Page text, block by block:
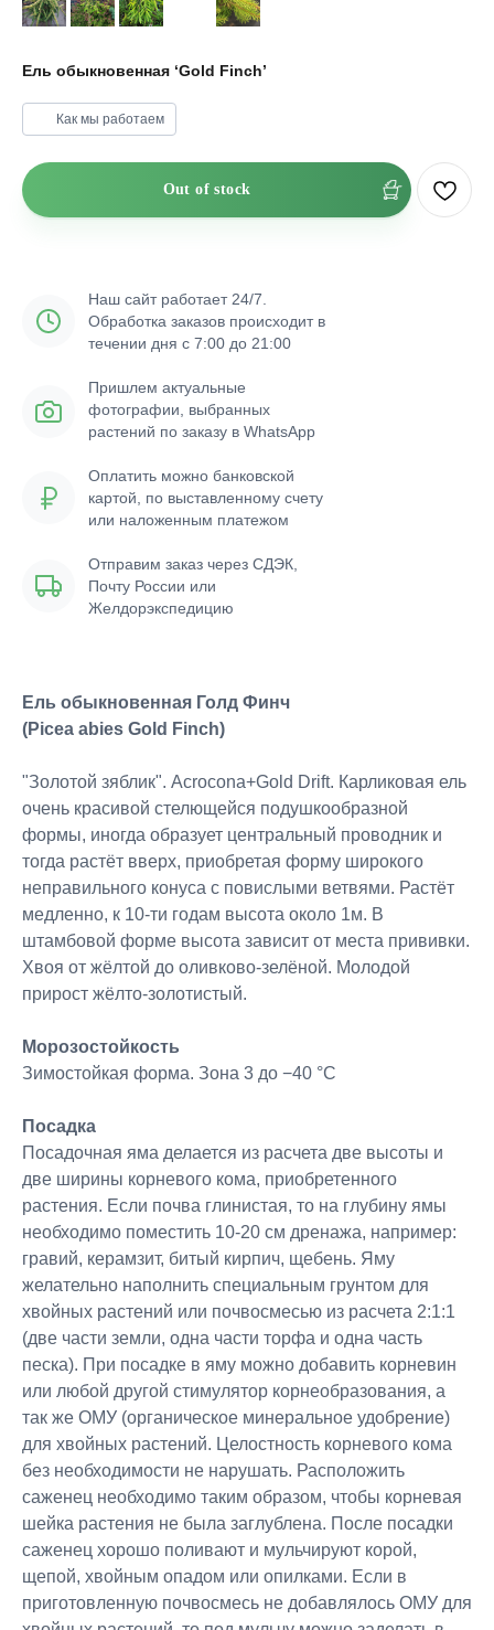
Ель обыкновенная ‘Gold Finch’
Как мы работаем
Out of stock
Наш сайт работает 24/7.
Обработка заказов происходит в
течении дня с 7:00 до 21:00
Пришлем актуальные
фотографии, выбранных
растений по заказу в WhatsApp
Отправим заказ через СДЭК,
Почту России или
Желдорэкспедицию
Оплатить можно банковской
картой, по выставленному счету
или наложенным платежом
Ель обыкновенная Голд Финч
(Picea abies Gold Finch)
"Золотой зяблик". Acrocona+Gold Drift. Карликовая ель
очень красивой стелющейся подушкообразной
формы, иногда образует центральный проводник и
тогда растёт вверх, приобретая форму широкого
неправильного конуса с повислыми ветвями. Растёт
медленно, к 10-ти годам высота около 1м. В
штамбовой форме высота зависит от места прививки.
Хвоя от жёлтой до оливково-зелёной. Молодой
прирост жёлто-золотистый.
Морозостойкость
Зимостойкая форма. Зона 3 до −40 °C
Посадка
Посадочная яма делается из расчета две высоты и
две ширины корневого кома, приобретенного
растения. Если почва глинистая, то на глубину ямы
необходимо поместить 10-20 см дренажа, например:
гравий, керамзит, битый кирпич, щебень. Яму
желательно наполнить специальным грунтом для
хвойных растений или почвосмесью из расчета 2:1:1
(две части земли, одна части торфа и одна часть
песка). При посадке в яму можно добавить корневин
или любой другой стимулятор корнеобразования, а
так же ОМУ (органическое минеральное удобрение)
для хвойных растений. Целостность корневого кома
без необходимости не нарушать. Расположить
саженец необходимо таким образом, чтобы корневая
шейка растения не была заглублена. После посадки
саженец хорошо поливают и мульчируют корой,
щепой, хвойным опадом или опилками. Если в
приготовленную почвосмесь не добавлялось ОМУ для